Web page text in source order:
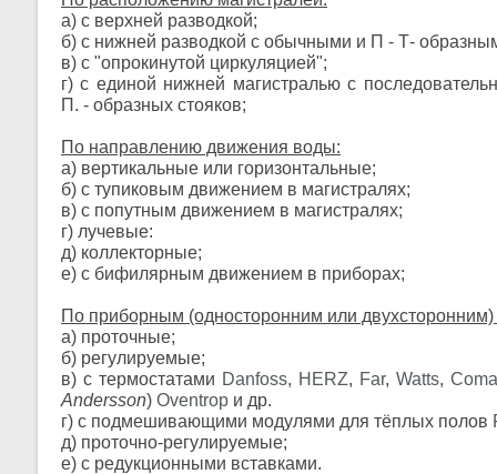
а) с верхней разводкой;
б) с нижней разводкой с обычными и П - Т-
в) с "опрокинутой циркуляцией";
г) с единой нижней магистралью с
П. - образных стояков;
По направлению движения воды:
а) вертикальные или горизонтальные;
б) с тупиковым движением в магистралях;
в) с попутным движением в магистралях;
г) лучевые:
д) коллекторные;
е) с бифилярным движением в приборах;
По приборным (односторонним или двухсторонним)
а) проточные;
б) регулируемые;
в) с термостатами Danfoss, HERZ, Far, Watts,
Andersson) Oventrop и др.
г) с подмешивающими модулями для тёплых полов
д) проточно-регулируемые;
е) с редукционными вставками.